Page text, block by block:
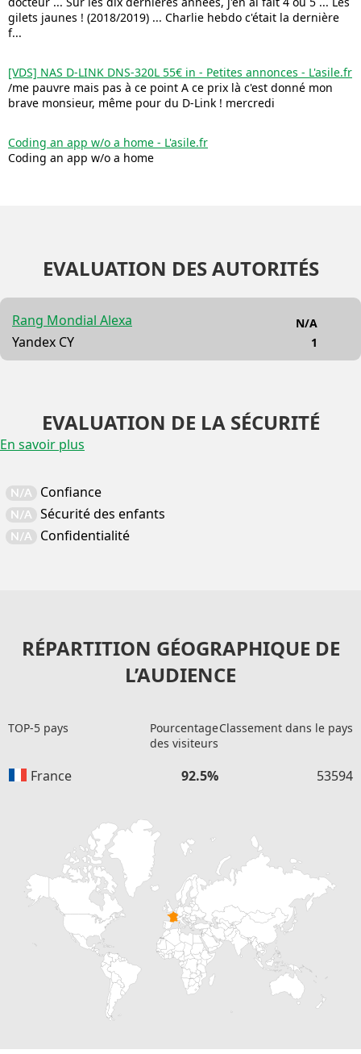
gilets jaunes ! (2018/2019) ... Charlie hebdo c'était la dernière
f...
[VDS] NAS D-LINK DNS-320L 55€ in - Petites annonces - L'asile.fr
/me pauvre mais pas à ce point A ce prix là c'est donné mon
brave monsieur, même pour du D-Link ! mercredi
Coding an app w/o a home - L'asile.fr
Coding an app w/o a home
EVALUATION DES AUTORITÉS
Rang Mondial Alexa
Yandex CY
N/A
1
EVALUATION DE LA SÉCURITÉ
En savoir plus
N/A Confiance
N/A Sécurité des enfants
N/A Confidentialité
RÉPARTITION GÉOGRAPHIQUE DE
L’AUDIENCE
TOP-5 pays
Pourcentage
des visiteurs
Classement dans le pays
France 92.5% 53594